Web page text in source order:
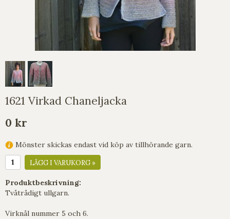
1621 Virkad Chaneljacka
0 kr
Mönster skickas endast vid köp av tillhörande garn.
LÄGG I VARUKORG »
Produktbeskrivning:
Tvåtrådigt ullgarn.
Virknål nummer 5 och 6.